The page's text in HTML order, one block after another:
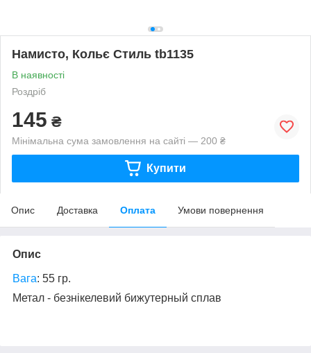
Намисто, Кольє Стиль tb1135
В наявності
Роздріб
145 ₴
Мінімальна сума замовлення на сайті — 200 ₴
Купити
Опис Доставка Оплата Умови повернення
Опис
Вага: 55 гр.
Метал - безнікелевий бижутерный сплав